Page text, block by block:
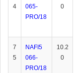
4
065-
PRO/18
0
7
5
NAFI5
066-
PRO/18
10.2
0